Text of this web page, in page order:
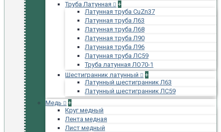
Труба Латунная
+
Латунная труба CuZn37
Латунная труба Л63
Латунная труба Л68
Латунная труба Л90
Латунная труба Л96
Латунная труба ЛС59
Труба латунная ЛО70-1
Шестигранник латунный
+
Латунный шестигранник Л63
Латунный шестигранник ЛС59
Медь
+
Круг медный
Лента медная
Лист медный